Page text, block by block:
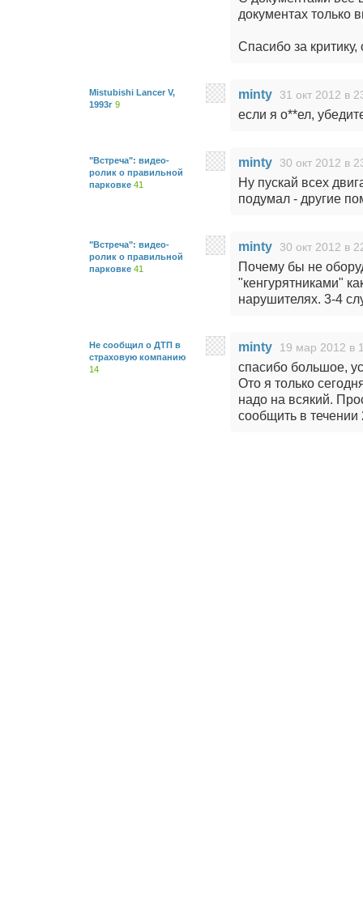
документах только
Спасибо за
Mistubishi Lancer V,
1993г 9
minty 31 окт 2012 в
если я о**ел,
"Встреча": видео-
ролик о правильной
парковке 41
minty 30 окт 2012 в
Ну пускай всех
подумал - другие
"Встреча": видео-
ролик о правильной
парковке 41
minty 30 окт 2012 в
Почему бы не
"кенгурятниками"
нарушителях. 3-4
Не сообщил о ДТП в
страховую компанию
14
minty 19 мар 2012 в
спасибо большое,
Ото я только
надо на всякий.
сообщить в течении